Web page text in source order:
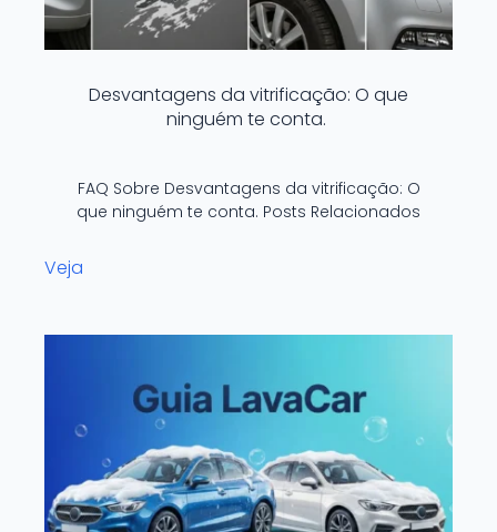
Desvantagens da vitrificação: O que
ninguém te conta.
FAQ Sobre Desvantagens da vitrificação: O
que ninguém te conta. Posts Relacionados
Veja